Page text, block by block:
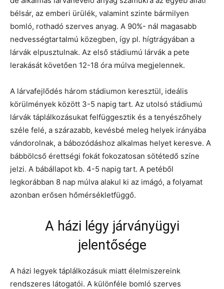
bélsár, az emberi ürülék, valamint szinte bármilyen
bomló, rothadó szerves anyag. A 90%- nál magasabb
nedvességtartalmú közegben, így pl. hígtrágyában a
lárvák elpusztulnak. Az első stádiumú lárvák a pete
lerakását követően 12-18 óra múlva megjelennek.
A lárvafejlődés három stádiumon keresztül, ideális
körülmények között 3-5 napig tart. Az utolsó stádiumú
lárvák táplálkozásukat felfüggesztik és a tenyészőhely
széle felé, a szárazabb, kevésbé meleg helyek irányába
vándorolnak, a bábozódáshoz alkalmas helyet keresve. A
bábbölcső érettségi fokát fokozatosan sötétedő színe
jelzi. A bábállapot kb. 4-5 napig tart. A petéből
legkorábban 8 nap múlva alakul ki az imágó, a folyamat
azonban erősen hőmérsékletfüggő.
A házi légy járványügyi
jelentősége
A házi legyek táplálkozásuk miatt élelmiszereink
rendszeres látogatói. A különféle bomló szerves